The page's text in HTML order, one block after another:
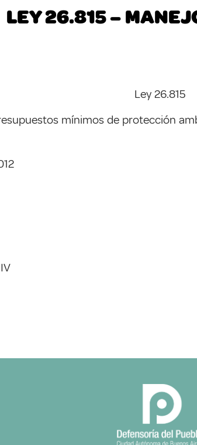
LEY 26.815 –
Ley 26.815
mínimos de protección